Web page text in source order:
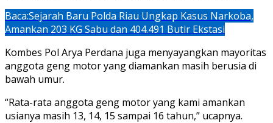
Baca:Sejarah Baru Polda Riau Ungkap Kasus Narkoba,
Amankan 203 KG Sabu dan 404.491 Butir Ekstasi
Kombes Pol Arya Perdana juga menyayangkan mayoritas
anggota geng motor yang diamankan masih berusia di
bawah umur.
“Rata-rata anggota geng motor yang kami amankan
usianya masih 13, 14, 15 sampai 16 tahun,” ucapnya.